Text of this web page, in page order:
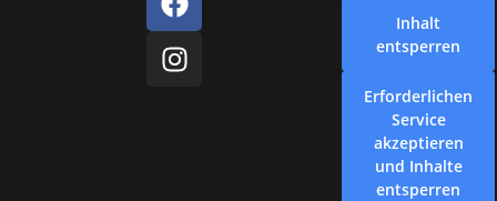
Inhalt
entsperren
Erforderlichen
Service
akzeptieren
und Inhalte
entsperren